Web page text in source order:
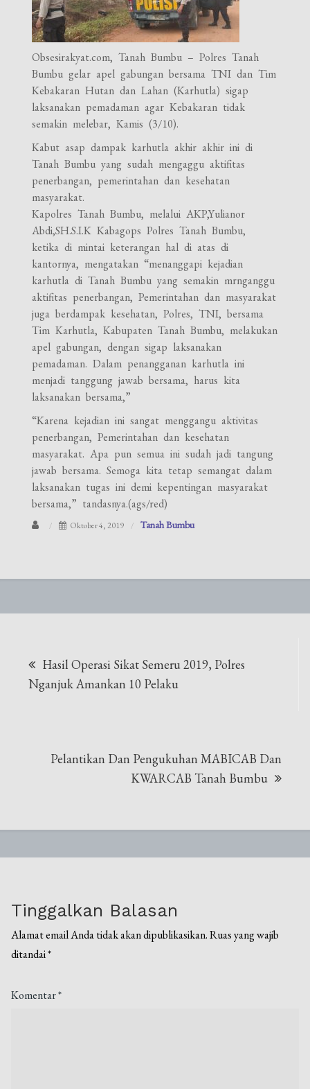
Obsesirakyat.com, Tanah Bumbu – Polres Tanah
Bumbu gelar apel gabungan bersama TNI dan Tim
Kebakaran Hutan dan Lahan (Karhutla) sigap
laksanakan pemadaman agar Kebakaran tidak
semakin melebar, Kamis (3/10).
Kabut asap dampak karhutla akhir akhir ini di
Tanah Bumbu yang sudah mengaggu aktifitas
penerbangan, pemerintahan dan kesehatan
masyarakat.
Kapolres Tanah Bumbu, melalui AKP,Yulianor
Abdi,SH.S.I.K Kabagops Polres Tanah Bumbu,
ketika di mintai keterangan hal di atas di
kantornya, mengatakan “menanggapi kejadian
karhutla di Tanah Bumbu yang semakin mrnganggu
aktifitas penerbangan, Pemerintahan dan masyarakat
juga berdampak kesehatan, Polres, TNI, bersama
Tim Karhutla, Kabupaten Tanah Bumbu, melakukan
apel gabungan, dengan sigap laksanakan
pemadaman. Dalam penangganan karhutla ini
menjadi tanggung jawab bersama, harus kita
laksanakan bersama,”
“Karena kejadian ini sangat menggangu aktivitas
penerbangan, Pemerintahan dan kesehatan
masyarakat. Apa pun semua ini sudah jadi tangung
jawab bersama. Semoga kita tetap semangat dalam
laksanakan tugas ini demi kepentingan masyarakat
bersama,” tandasnya.(ags/red)
Oktober 4, 2019 Tanah Bumbu
pos
Hasil Operasi Sikat Semeru 2019, Polres
Nganjuk Amankan 10 Pelaku
Pelantikan Dan Pengukuhan MABICAB Dan
KWARCAB Tanah Bumbu
Tinggalkan Balasan
Alamat email Anda tidak akan dipublikasikan. Ruas yang wajib
ditandai*
Komentar*